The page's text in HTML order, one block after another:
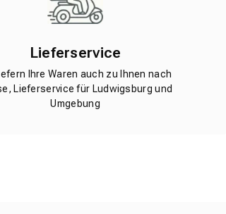
Lieferservice
Ihre Waren auch zu Ihnen nach
Lieferservice für Ludwigsburg und
Umgebung